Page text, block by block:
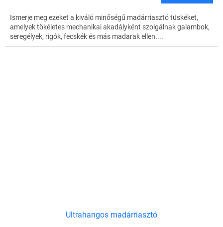
Ismerje meg ezeket a kiváló minőségű madárriasztó tüskéket,
amelyek tökéletes mechanikai akadályként szolgálnak galambok,
seregélyek, rigók, fecskék és más madarak ellen....
Ultrahangos madárriasztó